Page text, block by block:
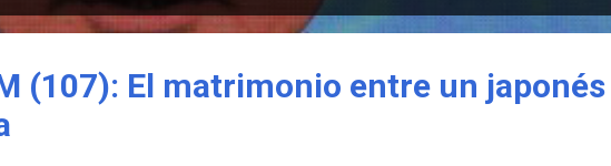
(107): El matrimonio entre un